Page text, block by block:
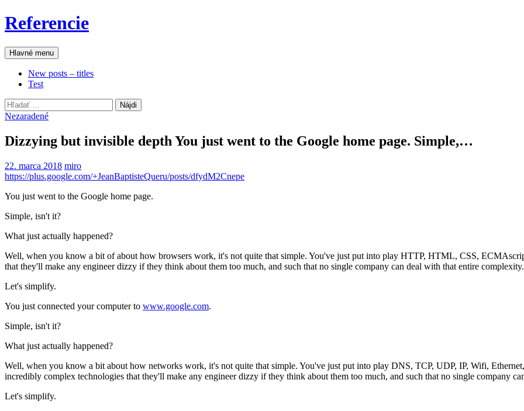
Preskočiť
na
Referencie
Hľadať
Hlavné menu
New posts – titles
Test
Hľadať:
Nezaradené
Dizzying but invisible depth You just went to the Google home page. Simple,…
22. marca 2018 miro
https://plus.google.com/+JeanBaptisteQueru/posts/dfydM2Cnepe
You just went to the Google home page.
Simple, isn't it?
What just actually happened?
Well, when you know a bit of about how browsers work, it's not quite that simple. You've just put into play HTTP, HTML, CSS,
that they'll make any engineer dizzy if they think about them too much, and such that no single company can deal with that entire complexity.
Let's simplify.
You just connected your computer to www.google.com.
Simple, isn't it?
What just actually happened?
Well, when you know a bit about how networks work, it's not quite that simple. You've just put into play DNS, TCP, UDP, IP, Wifi,
incredibly complex technologies that they'll make any engineer dizzy if they think about them too much, and such that no single company
Let's simplify.